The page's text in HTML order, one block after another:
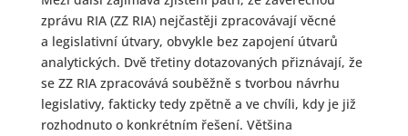
zprávu RIA (ZZ RIA) nejčastěji zpracovávají věcné
a legislativní útvary, obvykle bez zapojení útvarů
analytických. Dvě třetiny dotazovaných přiznávají, že
se ZZ RIA zpracovává souběžně s tvorbou návrhu
legislativy, fakticky tedy zpětně a ve chvíli, kdy je již
rozhodnuto o konkrétním řešení. Většina